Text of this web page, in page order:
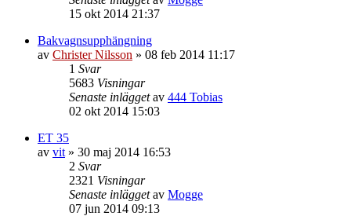
15 okt 2014 21:37
Bakvagnsupphängning
av Christer Nilsson » 08 feb 2014 11:17
1 Svar
5683 Visningar
Senaste inläggetav 444 Tobias
02 okt 2014 15:03
ET 35
av vit » 30 maj 2014 16:53
2 Svar
2321 Visningar
Senaste inläggetav Mogge
07 jun 2014 09:13